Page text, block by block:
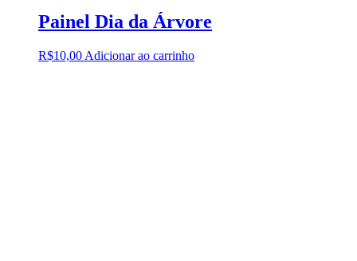
Painel Dia da Árvore
R$10,00 Adicionar ao carrinho